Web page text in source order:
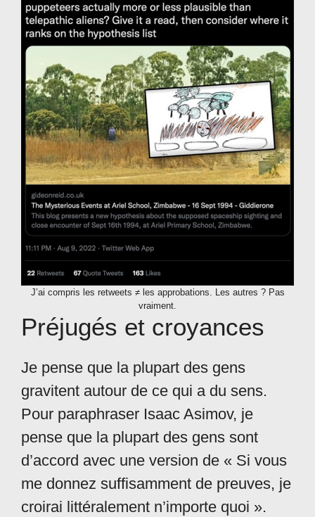
J’ai compris les retweets ≠ les approbations. Les autres ? Pas
vraiment.
Préjugés et croyances
Je pense que la plupart des gens
gravitent autour de ce qui a du sens.
Pour paraphraser Isaac Asimov, je
pense que la plupart des gens sont
d’accord avec une version de « Si vous
me donnez suffisamment de preuves, je
croirai littéralement n’importe quoi ».